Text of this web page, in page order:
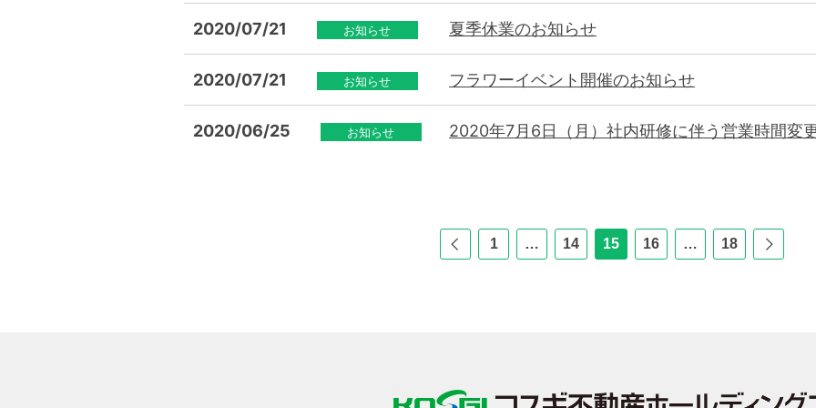
2020/07/21 お知らせ 夏季休業のお知らせ
2020/07/21 お知らせ フラワーイベント開催のお知らせ
2020/06/25 お知らせ 2020年7月6日（月）社内研修に伴う営業時間変
の
1 … 14 15 16 … 18
の